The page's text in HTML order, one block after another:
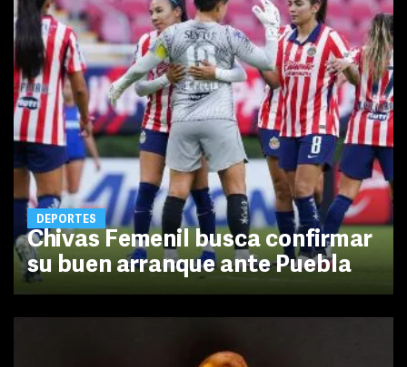
DEPORTES
Chivas Femenil busca confirmar
su buen arranque ante Puebla